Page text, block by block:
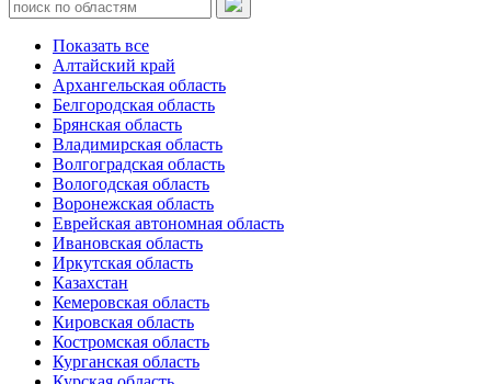
Показать все
Алтайский край
Архангельская область
Белгородская область
Брянская область
Владимирская область
Волгоградская область
Вологодская область
Воронежская область
Еврейская автономная область
Ивановская область
Иркутская область
Казахстан
Кемеровская область
Кировская область
Костромская область
Курганская область